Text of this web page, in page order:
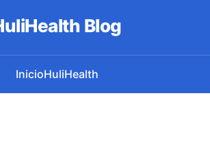
Blog
InicioHuliHealth